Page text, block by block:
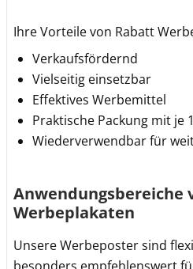
Ihre Vorteile von Rabatt
Verkaufsfördernd
Vielseitig einsetzbar
Effektives Werbemittel
Praktische Packung mit je
Wiederverwendbar für
Anwendungsbereiche
Werbeplakaten
Unsere Werbeposter sind